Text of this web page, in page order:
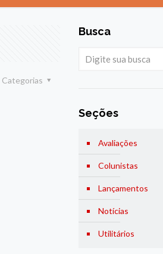
Categorias
Busca
Seções
Avaliações
Colunistas
Lançamentos
Notícias
Utilitários